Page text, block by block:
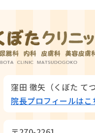
窪田 徹矢（くぼた てつ
院長プロフィールはこ